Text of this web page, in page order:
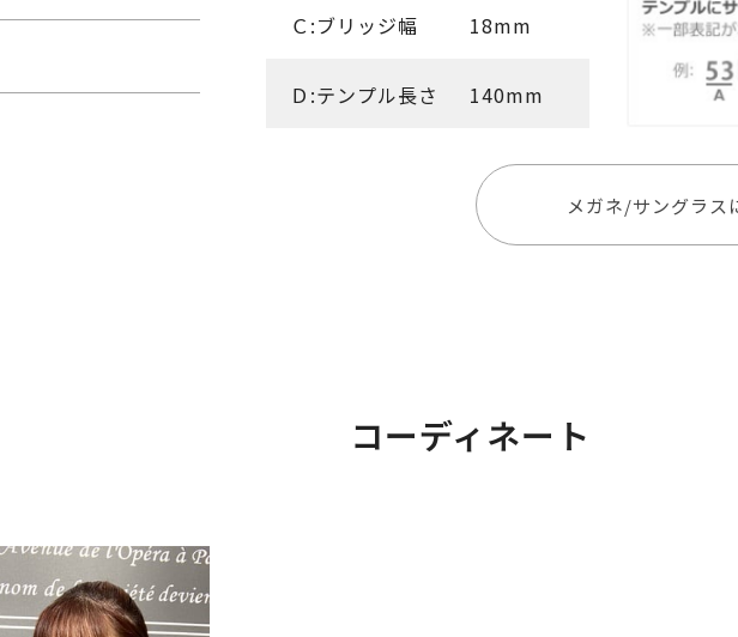
Ｃ:ブリッジ幅 18mm
Ｄ:テンプル長さ 140mm
メガネ/サングラス
コーディネート